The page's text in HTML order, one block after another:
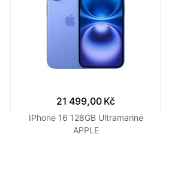
21 499,00 Kč
IPhone 16 128GB Ultramarine
APPLE